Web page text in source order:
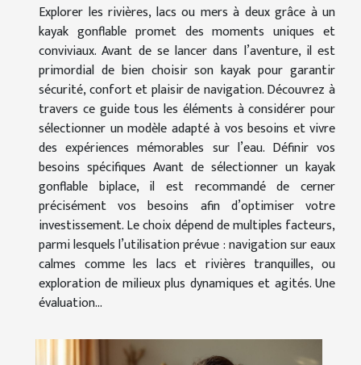
Explorer les rivières, lacs ou mers à deux grâce à un
kayak gonflable promet des moments uniques et
conviviaux. Avant de se lancer dans l’aventure, il est
primordial de bien choisir son kayak pour garantir
sécurité, confort et plaisir de navigation. Découvrez à
travers ce guide tous les éléments à considérer pour
sélectionner un modèle adapté à vos besoins et vivre
des expériences mémorables sur l’eau. Définir vos
besoins spécifiques Avant de sélectionner un kayak
gonflable biplace, il est recommandé de cerner
précisément vos besoins afin d’optimiser votre
investissement. Le choix dépend de multiples facteurs,
parmi lesquels l’utilisation prévue : navigation sur eaux
calmes comme les lacs et rivières tranquilles, ou
exploration de milieux plus dynamiques et agités. Une
évaluation...